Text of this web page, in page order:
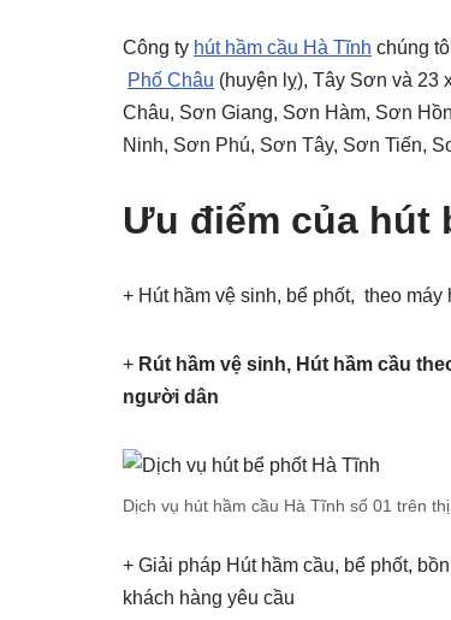
Công ty hút hầm cầu Hà Tĩnh chúng
Phố Châu (huyện lỵ), Tây Sơn và 23
Châu, Sơn Giang, Sơn Hàm, Sơn
Ninh, Sơn Phú, Sơn Tây, Sơn Tiến,
Ưu điểm của hút
+ Hút hầm vệ sinh, bể phốt, theo
+ Rút hầm vệ sinh, Hút hầm cầu
người dân
Dịch vụ hút hầm cầu Hà Tĩnh số 01 trên
+ Giải pháp Hút hầm cầu, bể phốt,
khách hàng yêu cầu